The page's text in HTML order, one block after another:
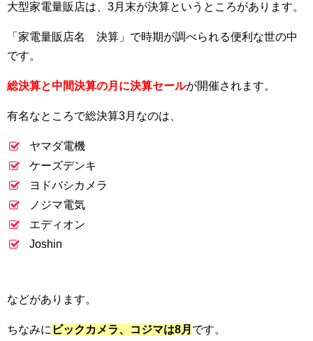
大型家電量販店は、3月末が決算というところがあります。
「家電量販店名 決算」で時期が調べられる便利な世の中
です。
総決算と中間決算の月に決算セールが開催されます。
有名なところで総決算3月なのは、
ヤマダ電機
ケーズデンキ
ヨドバシカメラ
ノジマ電気
エディオン
Joshin
などがあります。
ちなみに ビックカメラ、コジマは8月 です。